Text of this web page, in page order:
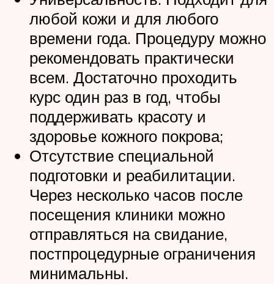
любой кожи и для любого
времени года. Процедуру можно
рекомендовать практически
всем. Достаточно проходить
курс один раз в год, чтобы
поддерживать красоту и
здоровье кожного покрова;
Отсутствие специальной
подготовки и реабилитации.
Через несколько часов после
посещения клиники можно
отправляться на свидание,
постпроцедурные ограничения
минимальны.